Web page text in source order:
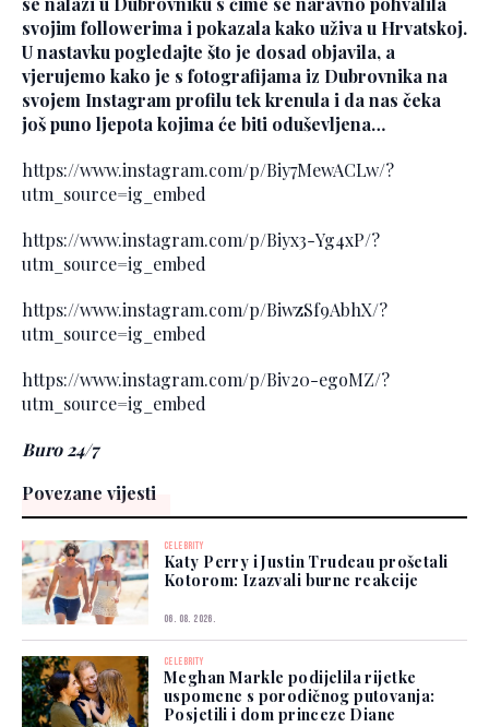
svojim followerima i pokazala kako uživa u Hrvatskoj.
U nastavku pogledajte što je dosad objavila, a
vjerujemo kako je s fotografijama iz Dubrovnika na
svojem Instagram profilu tek krenula i da nas čeka
još puno ljepota kojima će biti oduševljena…
https://www.instagram.com/p/Biy7MewACLw/?
utm_source=ig_embed
https://www.instagram.com/p/Biyx3-Yg4xP/?
utm_source=ig_embed
https://www.instagram.com/p/BiwzSf9AbhX/?
utm_source=ig_embed
https://www.instagram.com/p/Biv20-egoMZ/?
utm_source=ig_embed
Buro 24/7
Povezane vijesti
CELEBRITY
Katy Perry i Justin Trudeau prošetali
Kotorom: Izazvali burne reakcije
06. 08. 2026.
CELEBRITY
Meghan Markle podijelila rijetke
uspomene s porodičnog putovanja:
Posjetili i dom princeze Diane